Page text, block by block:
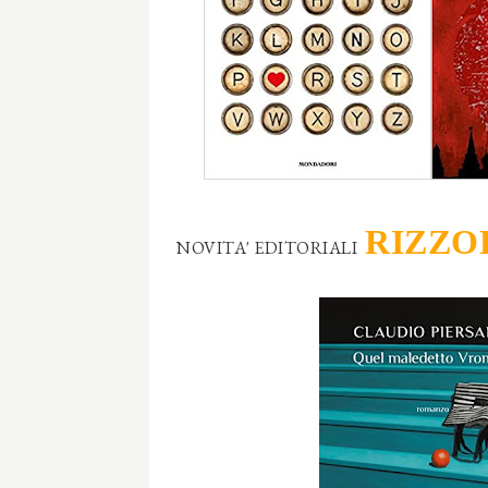
NOVITA' EDITORIALI